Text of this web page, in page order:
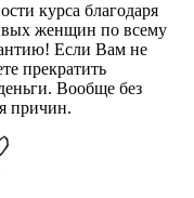
курса благодаря
женщин по всему
Если Вам не
прекратить
Вообще без
причин.